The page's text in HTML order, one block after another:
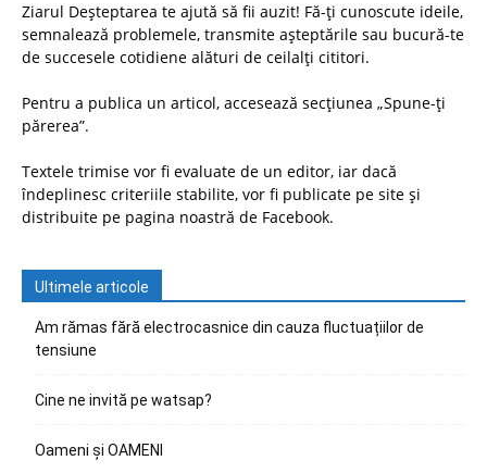
Ziarul Deșteptarea te ajută să fii auzit! Fă-ți cunoscute ideile,
semnalează problemele, transmite așteptările sau bucură-te
de succesele cotidiene alături de ceilalți cititori.
Pentru a publica un articol, accesează secțiunea „Spune-ți
părerea”.
Textele trimise vor fi evaluate de un editor, iar dacă
îndeplinesc criteriile stabilite, vor fi publicate pe site și
distribuite pe pagina noastră de Facebook.
Ultimele articole
Am rămas fără electrocasnice din cauza fluctuațiilor de
tensiune
Cine ne invită pe watsap?
Oameni și OAMENI